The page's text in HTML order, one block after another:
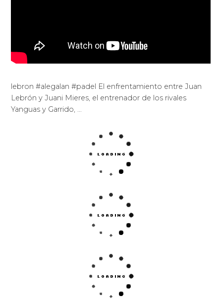
lebron #alegalan #padel El enfrentamiento entre Juan
Lebrón y Juani Mieres, el entrenador de los rivales
Yanguas y Garrido, …